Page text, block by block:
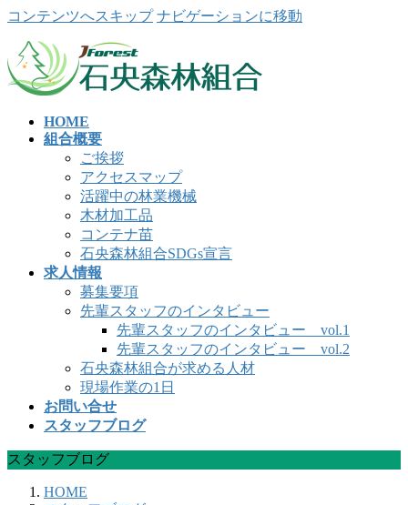
コンテンツへスキップ ナビゲーションに移動
HOME
組合概要
ご挨拶
アクセスマップ
活躍中の林業機械
木材加工品
コンテナ苗
石央森林組合SDGs宣言
求人情報
募集要項
先輩スタッフのインタビュー
先輩スタッフのインタビュー vol.1
先輩スタッフのインタビュー vol.2
石央森林組合が求める人材
現場作業の1日
お問い合せ
スタッフブログ
スタッフブログ
HOME